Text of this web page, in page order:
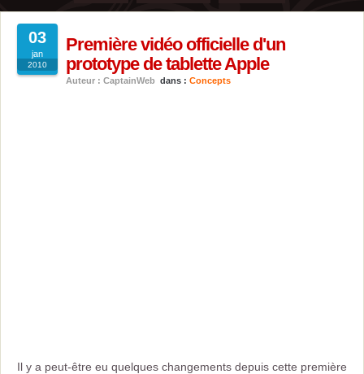
03
jan
2010
Première vidéo officielle d'un
prototype de tablette Apple
Auteur : CaptainWeb dans : Concepts
Il y a peut-être eu quelques changements depuis cette première